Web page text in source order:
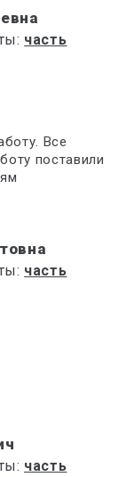
часть
Все
поставили
часть
часть